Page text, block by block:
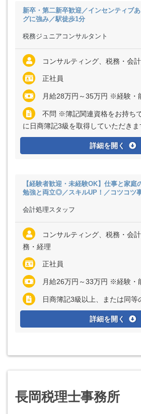
新卒・第二新卒歓迎／インセンティブ
グに強み／駅徒歩1分
税務ジュニアコンサルタント
コンサルティング、税務・会
正社員
月給28万円～35万円 ※経験・能力など考慮の上、決定いたします ※上記に固定残業代（月35時間分
不問 ※簿記関連資格をお持ち
に日商簿記3級を取得していただきま
詳細を開く
【経験者歓迎・未経験OK】仕事と家庭
勉強と両立◎／スキルUP！／コツコツ
会計処理スタッフ
コンサルティング、税務・会
務・経理
正社員
月給26万円～33万円 ※経験・能力など考慮の上、決定いたします ※上記に固定残業代（月35時間
日商簿記3級以上、または同
詳細を開く
長岡税理士事務所